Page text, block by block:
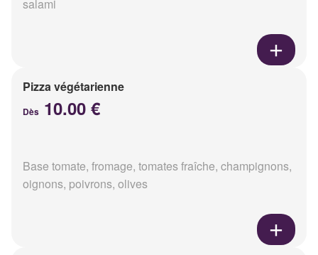
salami
Pizza végétarienne
Dès 10.00 €
Base tomate, fromage, tomates fraîche, champignons,
oignons, poivrons, olives